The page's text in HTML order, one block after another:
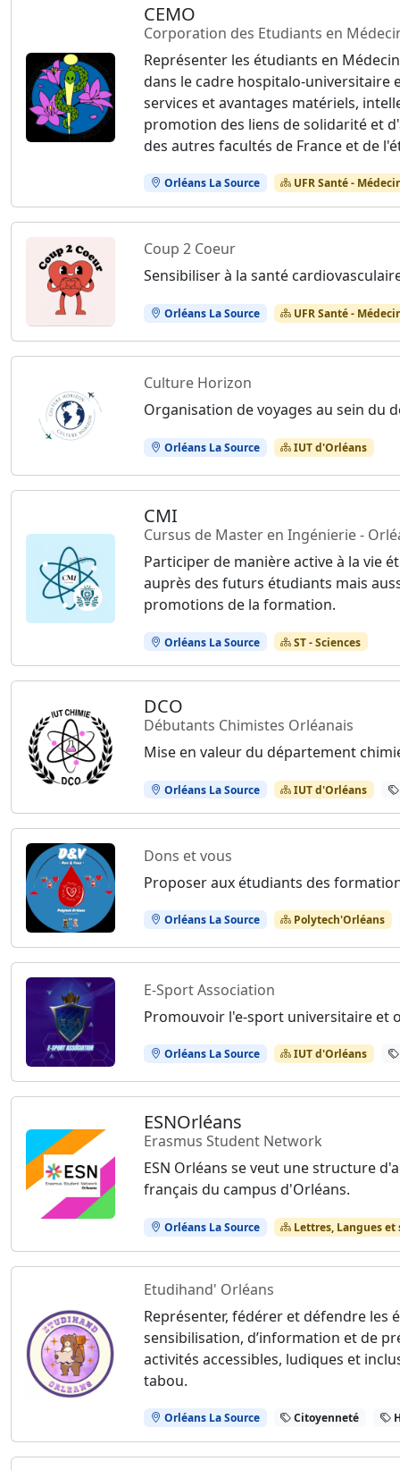
CEMO
Corporation des Etudiants en
Représenter les étudiants en
dans le cadre hospitalo-universitaire
services et avantages matériels,
promotion des liens de solidarité et
des autres facultés de France et de
Orléans La Source UFR Santé -
Coup 2 Coeur
Sensibiliser à la santé
Orléans La Source UFR Santé -
Culture Horizon
Organisation de voyages au sein du
Orléans La Source IUT d'Orléans
CMI
Cursus de Master en Ingénierie -
Participer de manière active à la vie
auprès des futurs étudiants mais
promotions de la formation.
Orléans La Source ST - Sciences
DCO
Débutants Chimistes Orléanais
Mise en valeur du département
Orléans La Source IUT d'Orléans
Dons et vous
Proposer aux étudiants des
Orléans La Source Polytech'Orléans
E-Sport Association
Promouvoir l'e-sport universitaire et
Orléans La Source IUT d'Orléans
ESNOrléans
Erasmus Student Network
ESN Orléans se veut une structure
français du campus d'Orléans.
Orléans La Source Lettres, Langues et
Etudihand' Orléans
Représenter, fédérer et défendre les
sensibilisation, d’information et de
activités accessibles, ludiques et
tabou.
Orléans La Source Citoyenneté